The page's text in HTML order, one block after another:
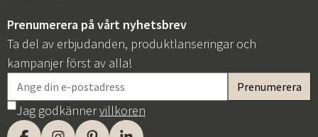
Prenumerera på vårt nyhetsbrev
Ta del av erbjudanden, produktlanseringar och
kampanjer först av alla!
Jag godkännervillkoren